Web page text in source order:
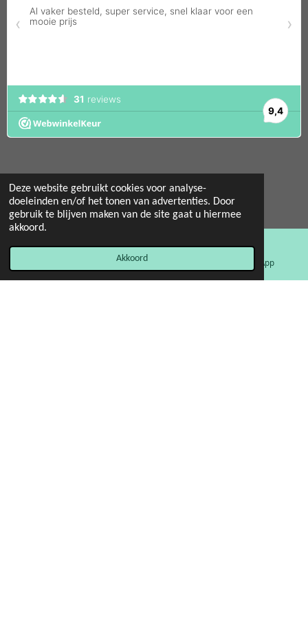
Deze website gebruikt cookies voor analyse-
doeleinden en/of het tonen van advertenties. Door
gebruik te blijven maken van de site gaat u hiermee
akkoord.
Akkoord
© 2022 - 2026 Mint 11 giftstore
Powered byJouwWeb
Facebook WhatsApp